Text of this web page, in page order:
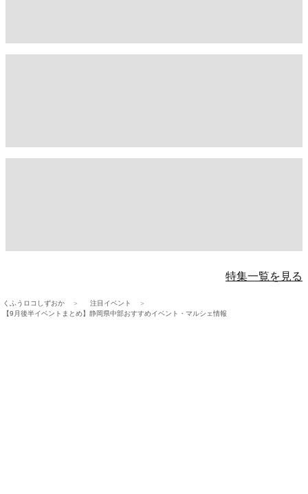
特集一覧を見る
くふうロコしずおか
注目イベント
【9月後半イベントまとめ】静岡県中部おすすめイベント・マルシェ情報